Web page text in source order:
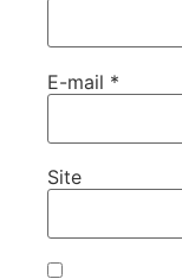
E-mail *
Site